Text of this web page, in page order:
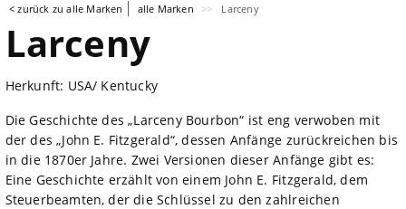
< zurück zu alle Marken alle Marken Larceny
Larceny
Herkunft: USA/ Kentucky
Die Geschichte des „Larceny Bourbon“ ist eng verwoben mit
der des „John E. Fitzgerald“, dessen Anfänge zurückreichen bis
in die 1870er Jahre. Zwei Versionen dieser Anfänge gibt es:
Eine Geschichte erzählt von einem John E. Fitzgerald, dem
Steuerbeamten, der die Schlüssel zu den zahlreichen